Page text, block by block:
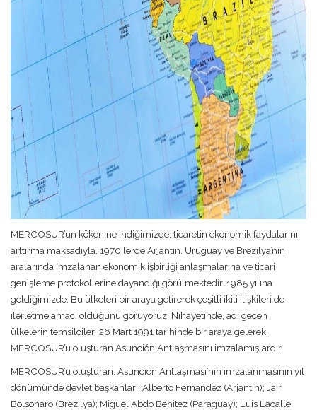
MERCOSUR’un kökenine indiğimizde; ticaretin ekonomik faydalarını
arttırma maksadıyla, 1970’lerde Arjantin, Uruguay ve Brezilya’nın
aralarında imzalanan ekonomik işbirliği anlaşmalarına ve ticari
genişleme protokollerine dayandığı görülmektedir. 1985 yılına
geldiğimizde, Bu ülkeleri bir araya getirerek çeşitli ikili ilişkileri de
ilerletme amacı olduğunu görüyoruz. Nihayetinde, adı geçen
ülkelerin temsilcileri 26 Mart 1991 tarihinde bir araya gelerek,
MERCOSUR’u oluşturan Asunción Antlaşmasını imzalamışlardır.
MERCOSUR’u oluşturan, Asunción Antlaşması’nın imzalanmasının yıl
dönümünde devlet başkanları: Alberto Fernandez (Arjantin); Jair
Bolsonaro (Brezilya); Miguel Abdo Benitez (Paraguay); Luis Lacalle